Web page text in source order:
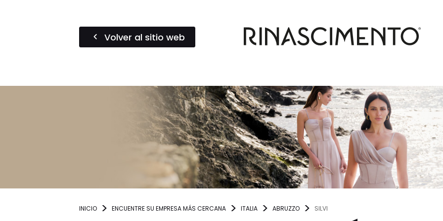
Volver al sitio web
INICIO ENCUENTRE SU EMPRESA MÁS CERCANA ITALIA ABRUZZO SILVI